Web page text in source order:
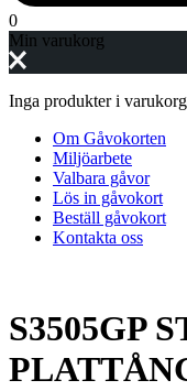
0
Min varukorg
Inga produkter i
Om Gåvokorten
Miljöarbete
Valbara gåvor
Lös in gåvokort
Beställ gåvokort
Kontakta oss
S3505GP